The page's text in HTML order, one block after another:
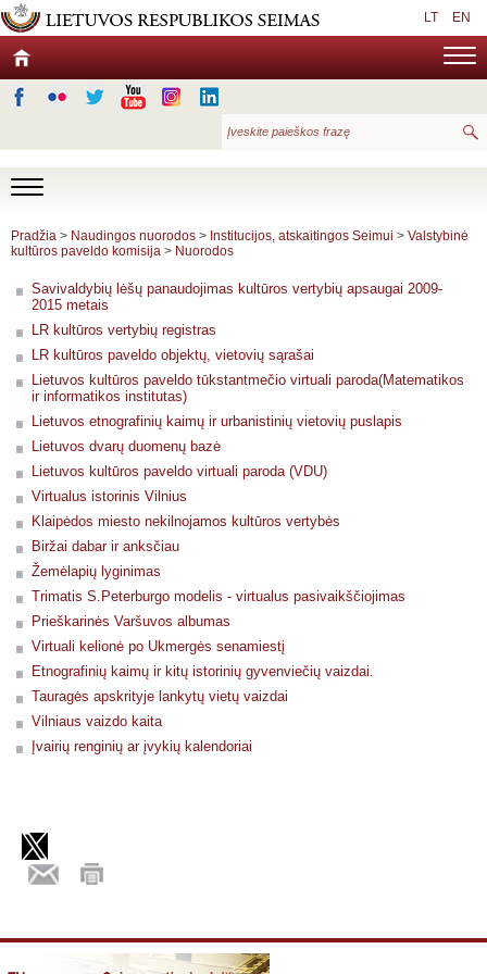
LT EN
Pradžia > Naudingos nuorodos > Institucijos, atskaitingos Seimui > Valstybinė
kultūros paveldo komisija > Nuorodos
Savivaldybių lėšų panaudojimas kultūros vertybių apsaugai 2009-
2015 metais
LR kultūros vertybių registras
LR kultūros paveldo objektų, vietovių sąrašai
Lietuvos kultūros paveldo tūkstantmečio virtuali paroda(Matematikos
ir informatikos institutas)
Lietuvos etnografinių kaimų ir urbanistinių vietovių puslapis
Lietuvos dvarų duomenų bazė
Lietuvos kultūros paveldo virtuali paroda (VDU)
Virtualus istorinis Vilnius
Klaipėdos miesto nekilnojamos kultūros vertybės
Biržai dabar ir anksčiau
Žemėlapių lyginimas
Trimatis S.Peterburgo modelis - virtualus pasivaikščiojimas
Prieškarinės Varšuvos albumas
Virtuali kelionė po Ukmergės senamiestį
Etnografinių kaimų ir kitų istorinių gyvenviečių vaizdai.
Tauragės apskrityje lankytų vietų vaizdai
Vilniaus vaizdo kaita
Įvairių renginių ar įvykių kalendoriai